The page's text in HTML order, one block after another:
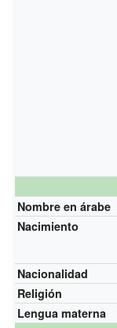
Nombre en árabe
Nacimiento
Nacionalidad
Religión
Lengua materna